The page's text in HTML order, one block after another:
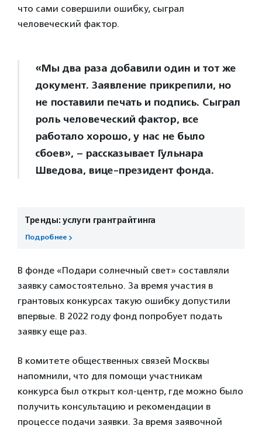
что сами совершили ошибку, сыграл
человеческий фактор.
«Мы два раза добавили один и тот же
документ. Заявление прикрепили, но
не поставили печать и подпись. Сыграл
роль человеческий фактор, все
работало хорошо, у нас не было
сбоев», – рассказывает Гульнара
Шведова, вице-президент фонда.
Тренды: услуги грантрайтинга
Подробнее
В фонде «Подари солнечный свет» составляли
заявку самостоятельно. За время участия в
грантовых конкурсах такую ошибку допустили
впервые. В 2022 году фонд попробует подать
заявку еще раз.
В комитете общественных связей Москвы
напомнили, что для помощи участникам
конкурса был открыт кол-центр, где можно было
получить консультацию и рекомендации в
процессе подачи заявки. За время заявочной